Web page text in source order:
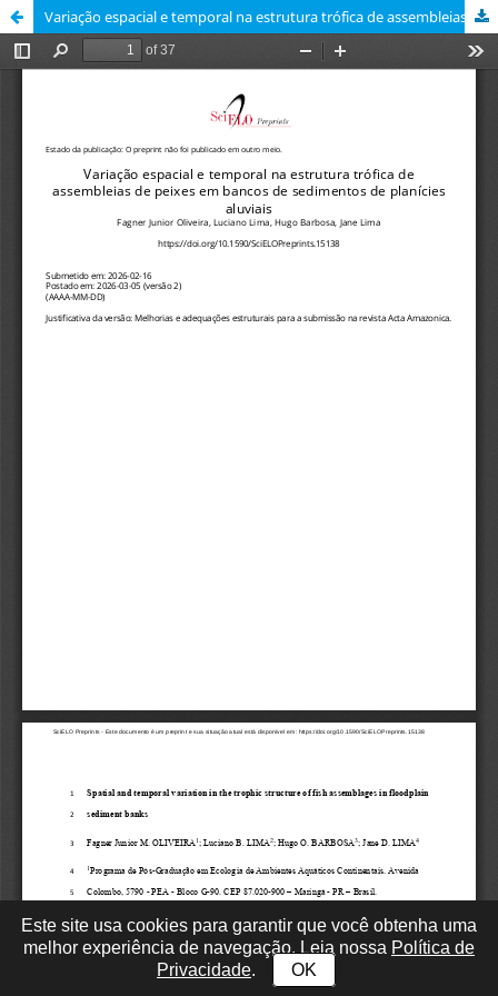
Variação espacial e temporal na estrutura trófica de assembleias de peixes em bancos de sedimentos de planícies aluviais
Este site usa cookies para garantir que você obtenha uma
melhor experiência de navegação. Leia nossa Política de
Privacidade. OK